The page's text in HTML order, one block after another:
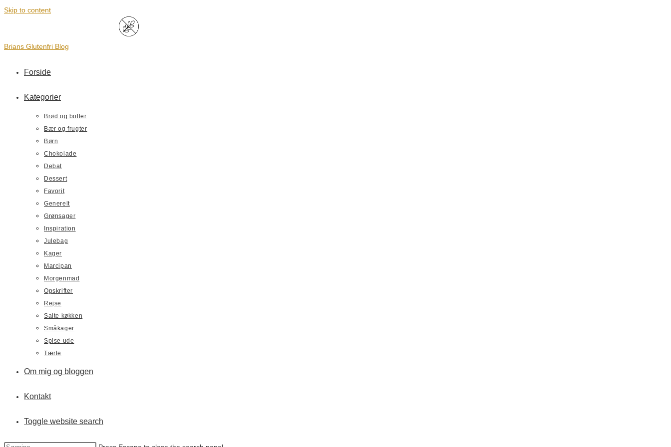
Skip to content
Brians Glutenfri Blog
Forside
Kategorier
Brød og boller
Bær og frugter
Børn
Chokolade
Debat
Dessert
Favorit
Generelt
Grønsager
Inspiration
Julebag
Kager
Marcipan
Morgenmad
Opskrifter
Rejse
Salte køkken
Småkager
Spise ude
Tærte
Om mig og bloggen
Kontakt
Toggle website search